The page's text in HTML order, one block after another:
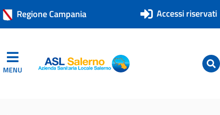
Regione Campania Accessi riservati
MENU ASL Salerno
ASL Salerno